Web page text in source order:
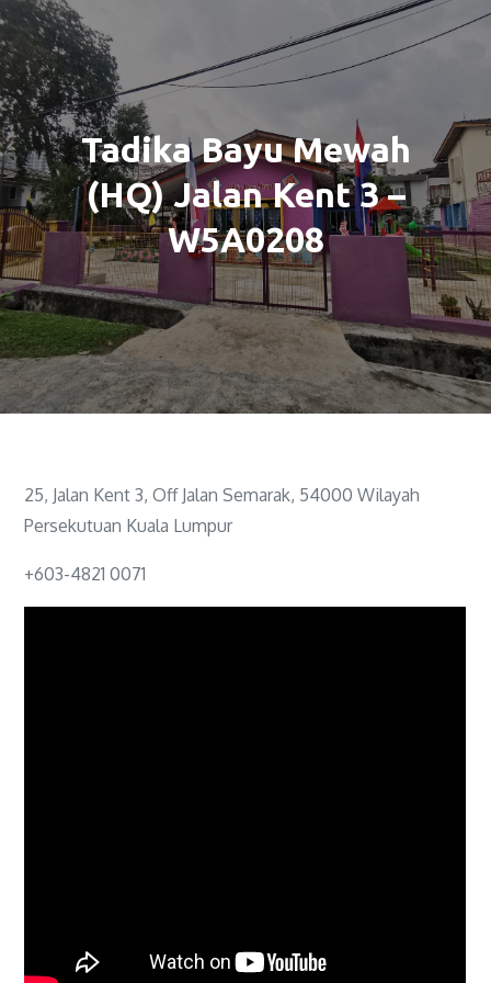
Tadika Bayu Mewah
(HQ) Jalan Kent 3 –
W5A0208
25, Jalan Kent 3, Off Jalan Semarak, 54000 Wilayah
Persekutuan Kuala Lumpur
+603-4821 0071